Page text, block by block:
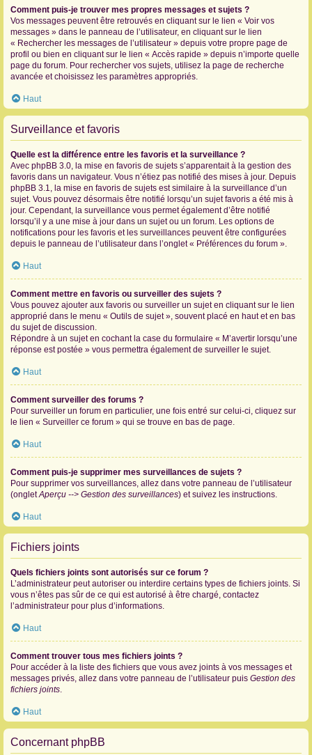
Comment puis-je trouver mes propres messages et sujets ?
Vos messages peuvent être retrouvés en cliquant sur le lien « Voir vos
messages » dans le panneau de l’utilisateur, en cliquant sur le lien
« Rechercher les messages de l’utilisateur » depuis votre propre page de
profil ou bien en cliquant sur le lien « Accès rapide » depuis n’importe quelle
page du forum. Pour rechercher vos sujets, utilisez la page de recherche
avancée et choisissez les paramètres appropriés.
Haut
Surveillance et favoris
Quelle est la différence entre les favoris et la surveillance ?
Avec phpBB 3.0, la mise en favoris de sujets s’apparentait à la gestion des
favoris dans un navigateur. Vous n’étiez pas notifié des mises à jour. Depuis
phpBB 3.1, la mise en favoris de sujets est similaire à la surveillance d’un
sujet. Vous pouvez désormais être notifié lorsqu’un sujet favoris a été mis à
jour. Cependant, la surveillance vous permet également d’être notifié
lorsqu’il y a une mise à jour dans un sujet ou un forum. Les options de
notifications pour les favoris et les surveillances peuvent être configurées
depuis le panneau de l’utilisateur dans l’onglet « Préférences du forum ».
Haut
Comment mettre en favoris ou surveiller des sujets ?
Vous pouvez ajouter aux favoris ou surveiller un sujet en cliquant sur le lien
approprié dans le menu « Outils de sujet », souvent placé en haut et en bas
du sujet de discussion.
Répondre à un sujet en cochant la case du formulaire « M’avertir lorsqu’une
réponse est postée » vous permettra également de surveiller le sujet.
Haut
Comment surveiller des forums ?
Pour surveiller un forum en particulier, une fois entré sur celui-ci, cliquez sur
le lien « Surveiller ce forum » qui se trouve en bas de page.
Haut
Comment puis-je supprimer mes surveillances de sujets ?
Pour supprimer vos surveillances, allez dans votre panneau de l’utilisateur
(ongletAperçu --> Gestion des surveillances) et suivez les instructions.
Haut
Fichiers joints
Quels fichiers joints sont autorisés sur ce forum ?
L’administrateur peut autoriser ou interdire certains types de fichiers joints. Si
vous n’êtes pas sûr de ce qui est autorisé à être chargé, contactez
l’administrateur pour plus d’informations.
Haut
Comment trouver tous mes fichiers joints ?
Pour accéder à la liste des fichiers que vous avez joints à vos messages et
messages privés, allez dans votre panneau de l’utilisateur puis Gestion des
fichiers joints.
Haut
Concernant phpBB